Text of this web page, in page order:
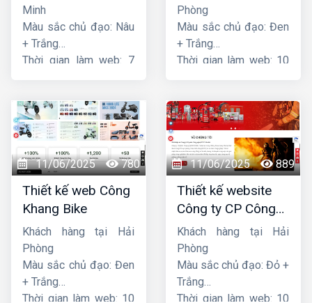
Minh
Màu sắc chủ đạo: Nâu
+ Trắng
Thời gian làm web: 7
Phòng
Màu sắc chủ đạo: Đen
+ Trắng
Thời gian làm web: 10
11/06/2025 780
Thiết kế web Công
Khang Bike
Khách hàng tại Hải
Phòng
Màu sắc chủ đạo: Đen
+ Trắng
Thời gian làm web: 10
11/06/2025 889
Thiết kế website
Công ty CP Công
nghệ PCCC Bắc Hà
Khách hàng tại Hải
Phòng
Màu sắc chủ đạo: Đỏ +
Trắng
Thời gian làm web: 10